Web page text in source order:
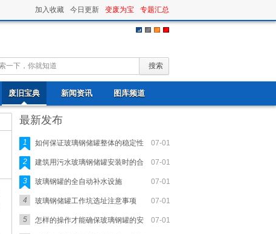
加入收藏 今日更新 变废为宝 专题汇总
废旧宝典 新闻资讯 图库频道
最新发布
07-01
1 如何保证玻璃钢储罐整体的稳定性
07-01
2 建筑用污水玻璃钢储罐安装时的合
07-01
3 玻璃钢罐的全自动补水设施
07-01
4 玻璃钢储罐工作坑选址注意事项
07-01
5 怎样的操作才能确保玻璃钢罐的安